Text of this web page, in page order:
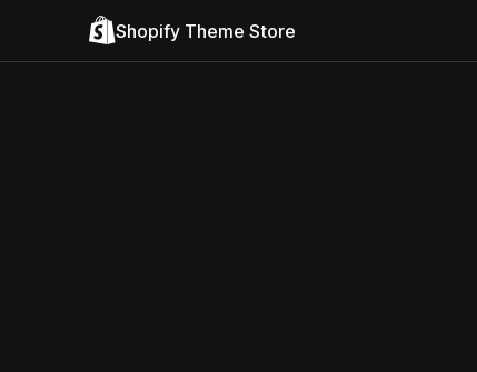
Shopify Theme Store